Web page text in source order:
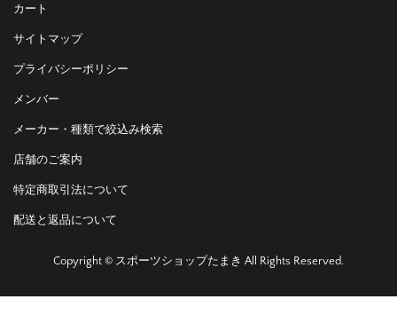
カート
サイトマップ
プライバシーポリシー
メンバー
メーカー・種類で絞込み検索
店舗のご案内
特定商取引法について
配送と返品について
Copyright © スポーツショップたまき All Rights Reserved.